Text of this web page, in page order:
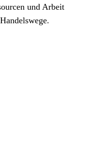
und Arbeit